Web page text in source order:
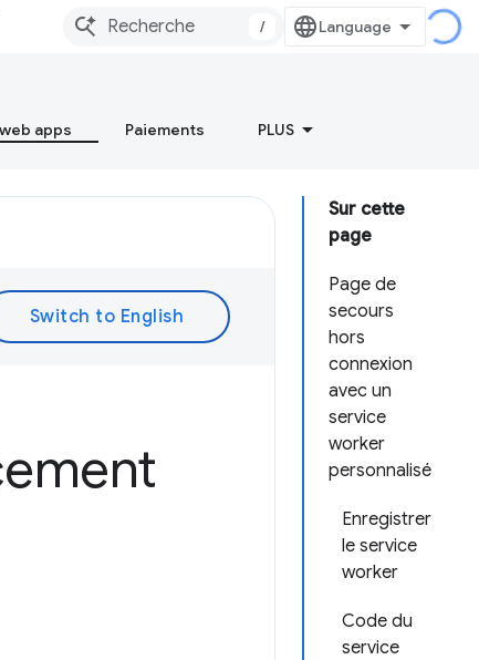
/
apps Paiements PLUS
Sur cette
page
Page de
secours
hors
connexion
avec un
service
worker
personnalisé
Enregistrer
le service
worker
Code du
service